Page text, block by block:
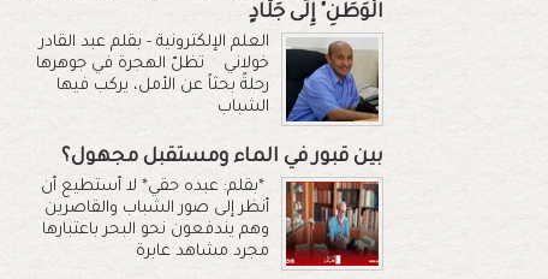
الْوَطَنِ" إِلَى جَلَّادٍ
العلم الإلكترونية - بقلم عبد القادر
خولاني تظلّ الهجرة في جوهرها
رحلةً بحثاً عن الأمل، يركب فيها
الشباب
بين قبور في الماء ومستقبل مجهول؟
*بقلم: عبده حقي* لا أستطيع أن
أنظر إلى صور الشباب والقاصرين
وهم يندفعون نحو البحر باعتبارها
مجرد مشاهد عابرة